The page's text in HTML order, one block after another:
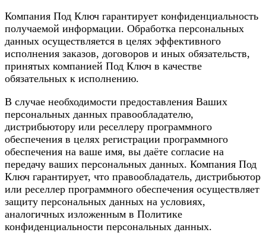
Компания Под Ключ гарантирует конфиденциальность
получаемой информации. Обработка персональных
данных осуществляется в целях эффективного
исполнения заказов, договоров и иных обязательств,
принятых компанией Под Ключ в качестве
обязательных к исполнению.
В случае необходимости предоставления Ваших
персональных данных правообладателю,
дистрибьютору или реселлеру программного
обеспечения в целях регистрации программного
обеспечения на ваше имя, вы даёте согласие на
передачу ваших персональных данных. Компания Под
Ключ гарантирует, что правообладатель, дистрибьютор
или реселлер программного обеспечения осуществляет
защиту персональных данных на условиях,
аналогичных изложенным в Политике
конфиденциальности персональных данных.